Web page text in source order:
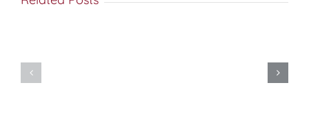
أقوال للقدّيس
يوحنّا التبايسي